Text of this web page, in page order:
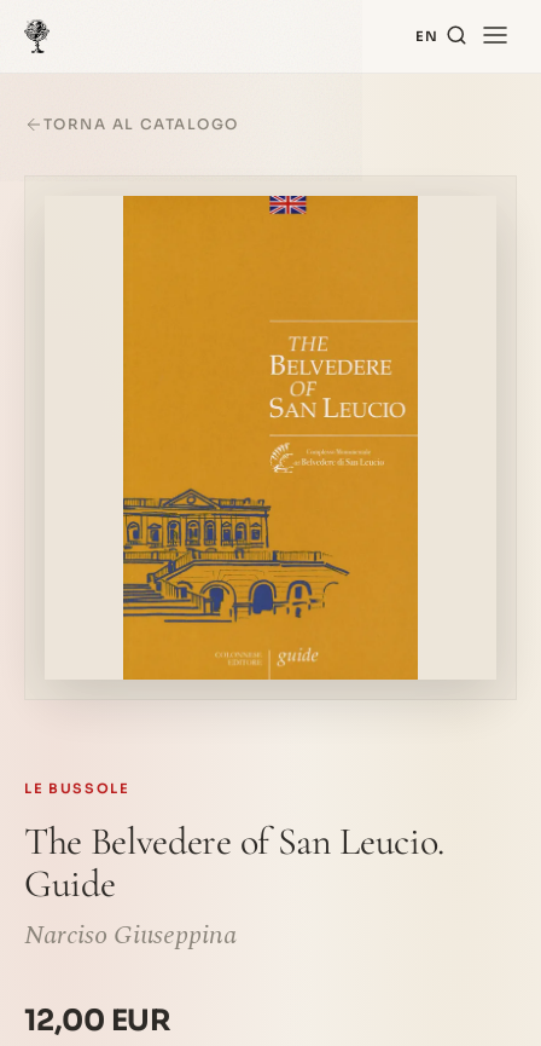
EN
TORNA AL CATALOGO
LE BUSSOLE
The Belvedere of San Leucio.
Guide
Narciso Giuseppina
12,00 EUR